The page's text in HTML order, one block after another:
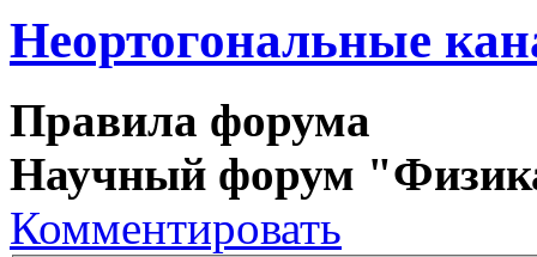
Неортогональные
Правила форума
Научный форум
Комментировать